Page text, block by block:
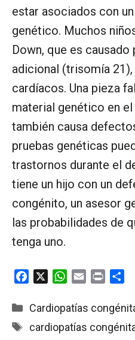
estar asociados con
genético. Muchos
Down, que es
adicional (trisomía
cardíacos. Una pieza
material genético en
también causa
pruebas genéticas
trastornos durante el
tiene un hijo con un
congénito, un asesor
las probabilidades de
tenga uno.
c
b
W
a
s
a
l
i
t
m
a
Categorías
Cardiopatías
Etiquetas
cardiopatías